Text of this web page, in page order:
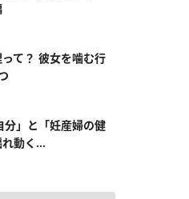
て？ 彼女を噛む行
分」と「妊産婦の健
動く...